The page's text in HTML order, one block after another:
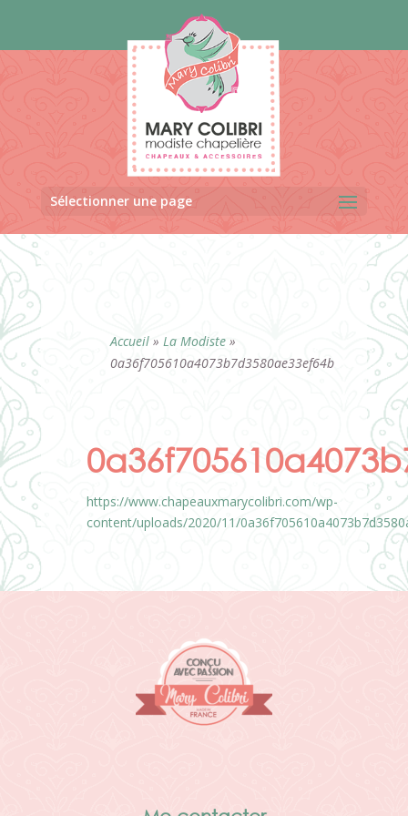
Sélectionner une page
Accueil» La Modiste»
0a36f705610a4073b7d3580ae33ef64b
https://www.chapeauxmarycolibri.com/wp-
content/uploads/2020/11/